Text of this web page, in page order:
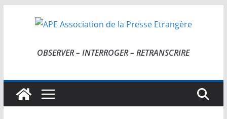
OBSERVER – INTERROGER – RETRANSCRIRE